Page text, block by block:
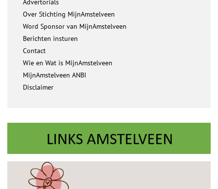
Advertorials
Over Stichting MijnAmstelveen
Word Sponsor van MijnAmstelveen
Berichten insturen
Contact
Wie en Wat is MijnAmstelveen
MijnAmstelveen ANBI
Disclaimer